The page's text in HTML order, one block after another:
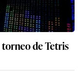
de Tetris